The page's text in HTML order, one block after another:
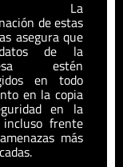
La
de estas
asegura que
de la
estén
en todo
en la copia
en la
incluso frente
más